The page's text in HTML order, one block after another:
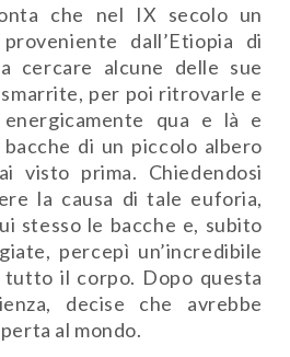
che nel IX secolo un
dall’Etiopia di
cercare alcune delle sue
per poi ritrovarle e
qua e là e
di un piccolo albero
visto prima. Chiedendosi
la causa di tale euforia,
stesso le bacche e, subito
percepì un’incredibile
tutto il corpo. Dopo questa
decise che avrebbe
al mondo.